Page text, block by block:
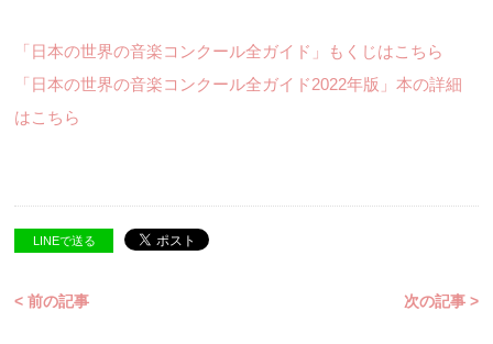
「日本の世界の音楽コンクール全ガイド」もくじはこちら
「日本の世界の音楽コンクール全ガイド2022年版」本の詳細
はこちら
LINEで送る
< 前の記事 次の記事 >